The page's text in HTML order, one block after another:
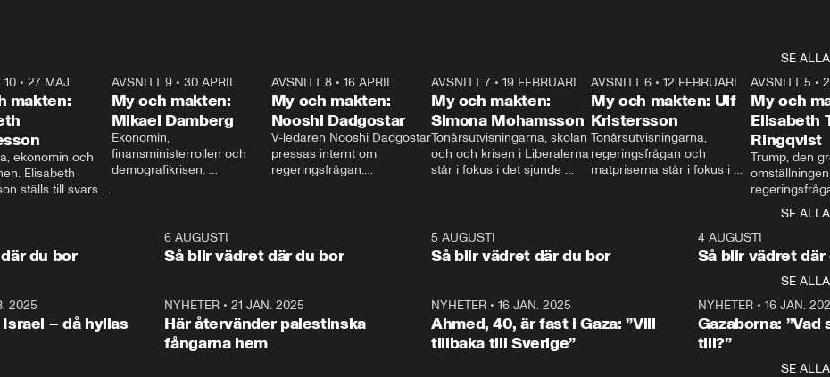
SE ALLA
10 •27 MAJ
makten:
ekonomin och
Elisabeth
ställs till svars
AVSNITT 9• 30 APRIL
My och makten:
Mikael Damberg
Ekonomin,
finansministerrollen och
demografikrisen.
och Makten.
AVSNITT 8• 16 APRIL
My och makten:
Nooshi Dadgostar
V-ledaren Nooshi Dadgostar
pressas internt om
regeringsfrågan.
– Vi ställer upp i val. Ska vi
vara med så sitter vi förstås
24:30
AVSNITT 7• 19 FEBRUARI
My och makten:
Simona Mohamsson
Tonårsutvisningarna, skolan
och och krisen i Liberalerna
står i fokus i det sjunde
kommentator My
Rohwedder ställer
utbildnings- och
Mohamsson till svars.
27:30
AVSNITT 6 •12 FEBRUARI
My och makten: Ulf
Kristersson
Tonårsutvisningarna,
regeringsfrågan och
matpriserna står i fokus i
Rohwedder ställer
statsminister Ulf Kristersson
AVSNITT 5 •
My och
Elisabeth
Ringqvist
Trump, den
centrum i
avsnittet av
Makten”. Se
Aftonbladets
Rohwedder
Thand Ring
SE ALLA
1:06
du bor
6 AUGUSTI
Så blir vädret där du bor
5 AUGUSTI
Så blir vädret där du bor
4 AUGUSTI
Så blir vädret där
SE ALLA
2025
– då hyllas
NYHETER •21 JAN. 2025
Här återvänder palestinska
fångarna hem
NYHETER• 16 JAN. 2025
Ahmed, 40, är fast i Gaza: ”Vill
tillbaka till Sverige”
NYHETER• 16 JAN.
Gazaborna:
till?”
SE ALLA